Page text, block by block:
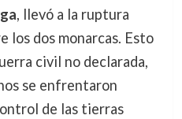
, llevó a la ruptura
los dos monarcas. Esto
civil no declarada,
se enfrentaron
de las tierras